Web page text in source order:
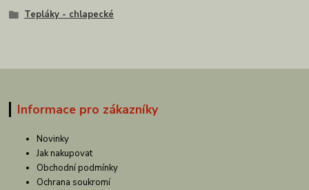
Tepláky - chlapecké
Informace pro zákazníky
Novinky
Jak nakupovat
Obchodní podmínky
Ochrana soukromí